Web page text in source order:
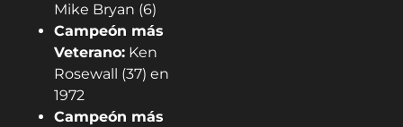
Mike Bryan (6)
Campeón más
Veterano: Ken
Rosewall (37) en
1972
Campeón más